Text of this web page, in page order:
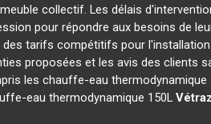
collectif. Les délais
pour répondre aux besoins de
tarifs compétitifs pour
proposées et les avis des clients
les chauffe-eau thermodynamique
eau thermodynamique 150L